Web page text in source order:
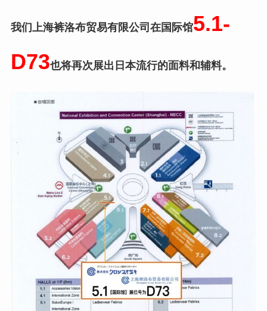
我们上海裤洛布贸易有限公司在国际馆5.1-
D73也将再次展出日本流行的面料和辅料。